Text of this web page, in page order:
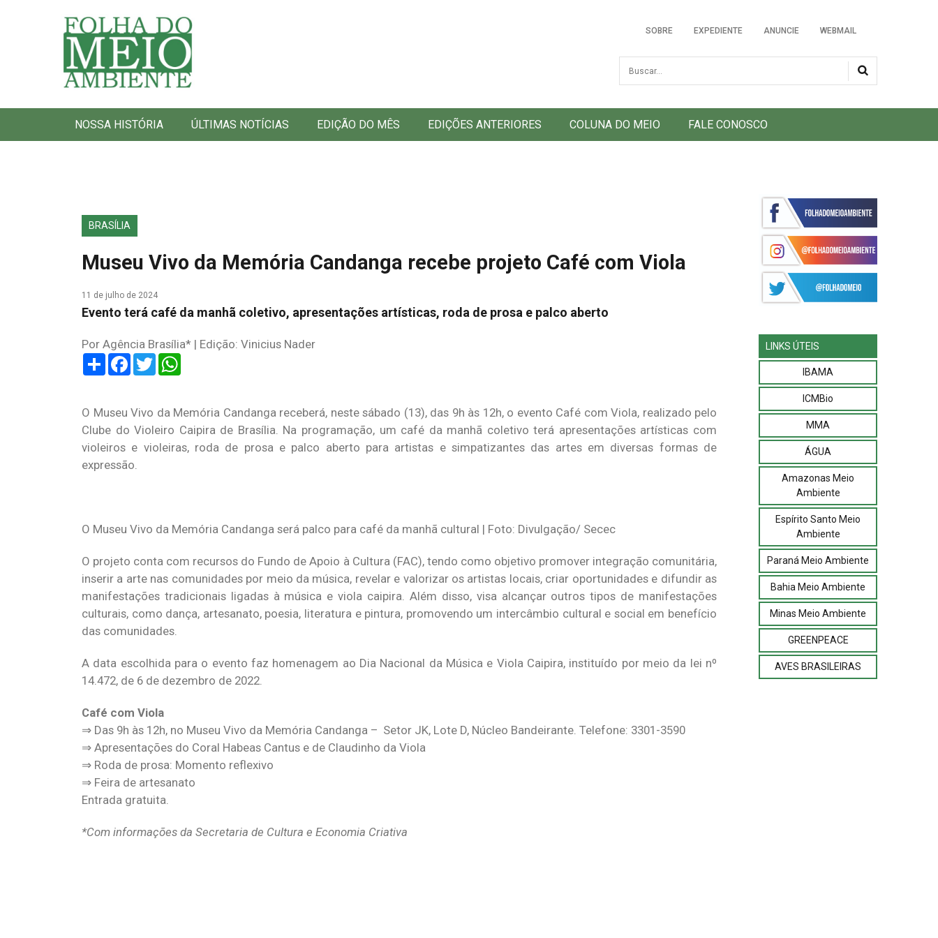
Folha do Meio Ambiente
SOBRE EXPEDIENTE ANUNCIE WEBMAIL
Busca
NOSSA HISTÓRIA ÚLTIMAS NOTÍCIAS EDIÇÃO DO MÊS EDIÇÕES ANTERIORES COLUNA DO MEIO FALE CONOSCO
BRASÍLIA
Museu Vivo da Memória Candanga recebe projeto Café com Viola
11 de julho de 2024
Evento terá café da manhã coletivo, apresentações artísticas, roda de prosa e palco aberto
Por Agência Brasília* | Edição: Vinicius Nader
ShareFacebook
Twitter
O Museu Vivo da Memória Candanga receberá, neste sábado (13), das 9h às 12h, o evento Café com Viola, realizado pelo
Clube do Violeiro Caipira de Brasília. Na programação, um café da manhã coletivo terá apresentações artísticas com
violeiros e violeiras, roda de prosa e palco aberto para artistas e simpatizantes das artes em diversas formas de
expressão.
O Museu Vivo da Memória Candanga será palco para café da manhã cultural | Foto: Divulgação/ Secec
O projeto conta com recursos do Fundo de Apoio à Cultura (FAC), tendo como objetivo promover integração comunitária,
inserir a arte nas comunidades por meio da música, revelar e valorizar os artistas locais, criar oportunidades e difundir as
manifestações tradicionais ligadas à música e viola caipira. Além disso, visa alcançar outros tipos de manifestações
culturais, como dança, artesanato, poesia, literatura e pintura, promovendo um intercâmbio cultural e social em benefício
das comunidades.
A data escolhida para o evento faz homenagem ao Dia Nacional da Música e Viola Caipira, instituído por meio da lei nº
14.472, de 6 de dezembro de 2022.
Café com Viola
⇒ Das 9h às 12h, no Museu Vivo da Memória Candanga – Setor JK, Lote D, Núcleo Bandeirante. Telefone: 3301-3590
⇒ Apresentações do Coral Habeas Cantus e de Claudinho da Viola
⇒ Roda de prosa: Momento reflexivo
⇒ Feira de artesanato
Entrada gratuita.
*Com informações da Secretaria de Cultura e Economia Criativa
LINKS ÚTEIS
IBAMA
ICMBio
MMA
ÁGUA
Amazonas Meio
Ambiente
Espírito Santo Meio
Ambiente
Paraná Meio Ambiente
Bahia Meio Ambiente
Minas Meio Ambiente
GREENPEACE
AVES BRASILEIRAS